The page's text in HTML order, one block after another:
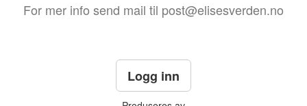
For mer info send mail til post@elisesverden.no
Logg inn